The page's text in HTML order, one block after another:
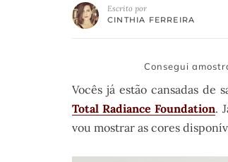
Escrito por
CINTHIA FERREIRA
Consegui
Vocês já estão cansadas de
Total Radiance Foundation.
vou mostrar as cores